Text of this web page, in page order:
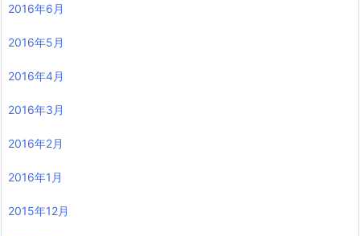
2016年6月
2016年5月
2016年4月
2016年3月
2016年2月
2016年1月
2015年12月